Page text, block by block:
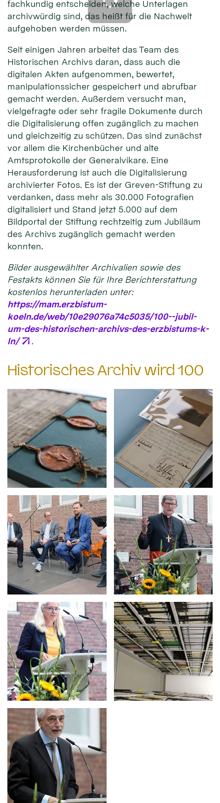
fachkundig entscheiden, welche Unterlagen
archivwürdig sind, das heißt für die Nachwelt
aufgehoben werden müssen.
Seit einigen Jahren arbeitet das Team des
Historischen Archivs daran, dass auch die
digitalen Akten aufgenommen, bewertet,
manipulationssicher gespeichert und abrufbar
gemacht werden. Außerdem versucht man,
vielgefragte oder sehr fragile Dokumente durch
die Digitalisierung offen zugänglich zu machen
und gleichzeitig zu schützen. Das sind zunächst
vor allem die Kirchenbücher und alte
Amtsprotokolle der Generalvikare. Eine
Herausforderung ist auch die Digitalisierung
archivierter Fotos. Es ist der Greven-Stiftung zu
verdanken, dass mehr als 30.000 Fotografien
digitalisiert und Stand jetzt 5.000 auf dem
Bildportal der Stiftung rechtzeitig zum Jubiläum
des Archivs zugänglich gemacht werden
konnten.
Bilder ausgewählter Archivalien sowie des
Festakts können Sie für Ihre Berichterstattung
kostenlos herunterladen unter:
https://mam.erzbistum-
koeln.de/web/10e29076a74c5035/100--jubil-
um-des-historischen-archivs-des-erzbistums-k-
ln/
.
Historisches Archiv wird 100